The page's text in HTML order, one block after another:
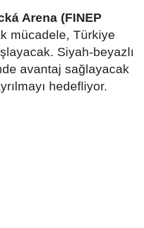
Arena (FINEP
mücadele, Türkiye
Siyah-beyazlı
avantaj sağlayacak
hedefliyor.